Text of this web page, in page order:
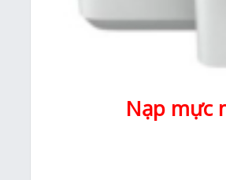
Nạp mực